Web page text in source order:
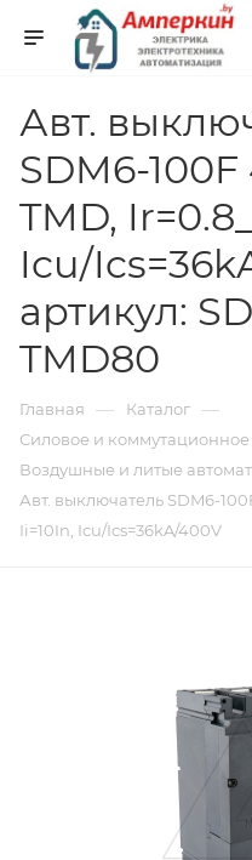
Авт.
SDM6-
TMD,
Icu/
артикул:
TMD80
Главная — Каталог —
Силовое и
Воздушные и литые
Авт. выключатель SDM6-
Ii=10In, Icu/Ics=36kA/400V